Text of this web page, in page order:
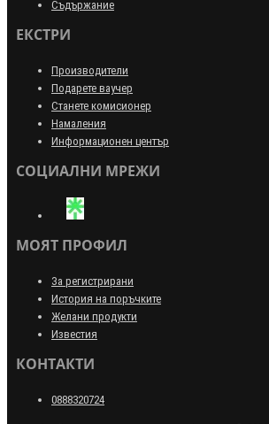
Съдържание
ЕКСТРИ
Производители
Подарете ваучер
Станете комисионер
Намаления
Информационен център
СОЦИАЛНИ МРЕЖИ
МОЯТ ПРОФИЛ
За регистрирани
История на поръчките
Желани продукти
Известия
КОНТАКТИ
0888320724